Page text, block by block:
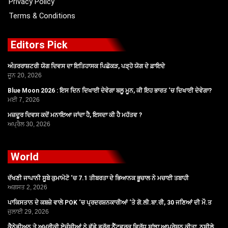
Terms & Conditions
Editors Pick
ਅੰਤਰਰਾਸ਼ਟਰੀ ਯੋਗ ਦਿਵਸ ਦਾ ਇਤਿਹਾਸਕ ਪਿਛੋਕੜ, ਪੜ੍ਹੋ ਯੋਗ ਦੇ ਫ਼ਾਇਦੇ
ਜੂਨ 20, 2026
Blue Moon 2026 : ਇਸ ਦਿਨ ਦਿਖਾਈ ਦੇਵੇਗਾ ਬਲੂ ਮੂਨ, ਕੀ ਇਹ ਭਾਰਤ ‘ਚ ਦਿਖਾਈ ਦੇਵੇਗਾ?
ਮਈ 7, 2026
ਮਜ਼ਦੂਰ ਦਿਵਸ ਕਦੋਂ ਮਨਾਇਆ ਜਾਂਦਾ ਹੈ, ਇਸਦਾ ਕੀ ਹੈ ਮਹੱਤਵ ?
ਅਪ੍ਰੈਲ 30, 2026
World
ਦੱਖਣੀ ਜਾਪਾਨੀ ਸੂਬੇ ਕੁਮਾਮੋਟੋ ‘ਚ 7.1 ਤੀਬਰਤਾ ਦੇ ਭਿਆਨਕ ਭੂਚਾਲ ਨੇ ਮਚਾਈ ਤਬਾਹੀ
ਅਗਸਤ 2, 2026
ਪਾਕਿਸਤਾਨ ਦੇ ਕਬਜ਼ੇ ਵਾਲੇ POK ‘ਚ ਪ੍ਰਦਰਸ਼ਨਕਾਰੀਆਂ ‘ਤੇ ਗੋ.ਲੀ.ਬਾ.ਰੀ, 30 ਜਣਿਆਂ ਦੀ ਮੌ.ਤ
ਜੁਲਾਈ 29, 2026